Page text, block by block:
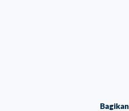
Bagikan